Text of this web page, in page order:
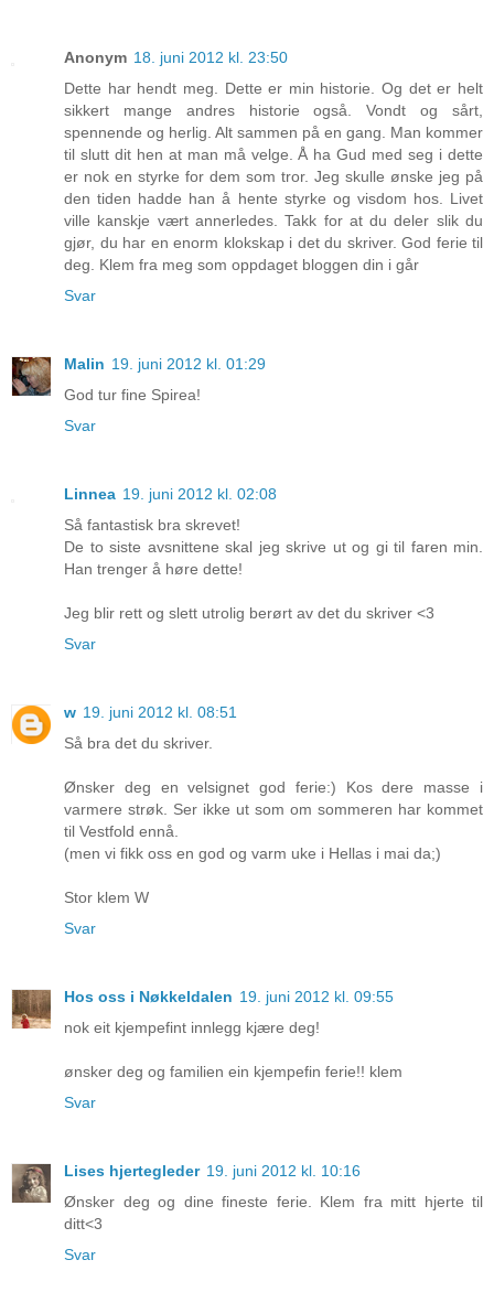
Anonym 18. juni 2012 kl. 23:50
Dette har hendt meg. Dette er min historie. Og det er helt
sikkert mange andres historie også. Vondt og sårt,
spennende og herlig. Alt sammen på en gang. Man kommer
til slutt dit hen at man må velge. Å ha Gud med seg i dette
er nok en styrke for dem som tror. Jeg skulle ønske jeg på
den tiden hadde han å hente styrke og visdom hos. Livet
ville kanskje vært annerledes. Takk for at du deler slik du
gjør, du har en enorm klokskap i det du skriver. God ferie til
deg. Klem fra meg som oppdaget bloggen din i går
Svar
Malin 19. juni 2012 kl. 01:29
God tur fine Spirea!
Svar
Linnea 19. juni 2012 kl. 02:08
Så fantastisk bra skrevet!
De to siste avsnittene skal jeg skrive ut og gi til faren min.
Han trenger å høre dette!
Jeg blir rett og slett utrolig berørt av det du skriver <3
Svar
w 19. juni 2012 kl. 08:51
Så bra det du skriver.
Ønsker deg en velsignet god ferie:) Kos dere masse i
varmere strøk. Ser ikke ut som om sommeren har kommet
til Vestfold ennå.
(men vi fikk oss en god og varm uke i Hellas i mai da;)
Stor klem W
Svar
Hos oss i Nøkkeldalen 19. juni 2012 kl. 09:55
nok eit kjempefint innlegg kjære deg!
ønsker deg og familien ein kjempefin ferie!! klem
Svar
Lises hjertegleder 19. juni 2012 kl. 10:16
Ønsker deg og dine fineste ferie. Klem fra mitt hjerte til
ditt<3
Svar